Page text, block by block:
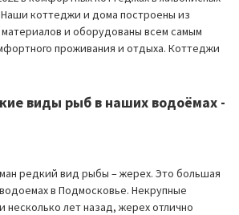
коттеджи и дома построены из
материалов и оборудованы всем самым
проживания и отдыха. Коттеджи
виды рыб в наших водоёмах -
редкий вид рыбы – жерех. Это большая
в Подмосковье. Некрупные
несколько лет назад, жерех отлично